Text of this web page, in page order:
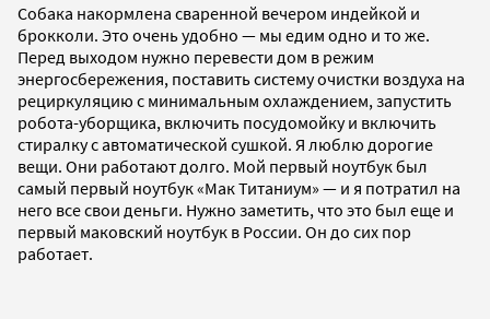
Собака накормлена сваренной вечером индейкой и
брокколи. Это очень удобно — мы едим одно и то же.
Перед выходом нужно перевести дом в режим
энергосбережения, поставить систему очистки воздуха на
рециркуляцию с минимальным охлаждением, запустить
робота-уборщика, включить посудомойку и включить
стиралку с автоматической сушкой. Я люблю дорогие
вещи. Они работают долго. Мой первый ноутбук был
самый первый ноутбук «Мак Титаниум» — и я потратил на
него все свои деньги. Нужно заметить, что это был еще и
первый маковский ноутбук в России. Он до сих пор
работает.